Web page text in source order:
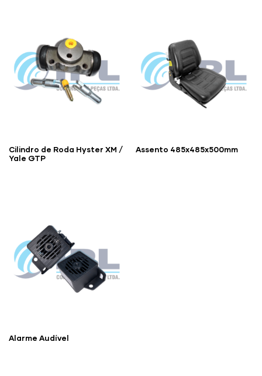
Cilindro de Roda Hyster XM /
Yale GTP
Assento 485x485x500mm
Alarme Audível